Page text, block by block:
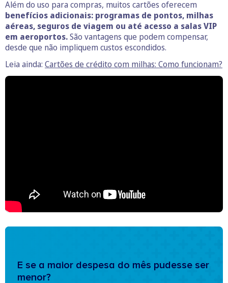
Além do uso para compras, muitos cartões oferecem
benefícios adicionais: programas de pontos, milhas
aéreas, seguros de viagem ou até acesso a salas VIP
em aeroportos.São vantagens que podem compensar,
desde que não impliquem custos escondidos.
Leia ainda: Cartões de crédito com milhas: Como funcionam?
E se a maior despesa do mês pudesse ser
menor?